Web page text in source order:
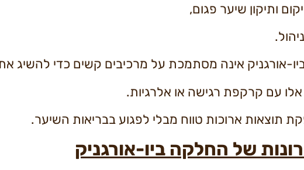
ותיקון שיער פגום,
ביו-אורגניק אינה מסתמכת על מרכיבים קשים כדי להשיג
עם קרקפת רגישה או אלרגיות.
תוצאות ארוכות טווח מבלי לפגוע בבריאות השיער.
של החלקה ביו-אורגניק